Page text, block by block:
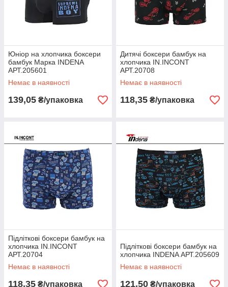
Юніор на хлопчика боксери
бамбук Марка INDENA
АРТ.205601
Немає в наявності
139,05 ₴/упаковка
Дитячі боксери бамбук на
хлопчика IN.INCONT
АРТ.20708
Немає в наявності
118,35 ₴/упаковка
Підліткові боксери бамбук на
хлопчика IN.INCONT
АРТ.20704
Немає в наявності
118,35 ₴/упаковка
Підліткові боксери бамбук на
хлопчика INDENA АРТ.205609
Немає в наявності
121,50 ₴/упаковка